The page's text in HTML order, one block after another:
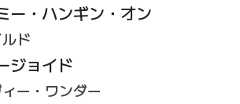
ー・ハンギン・オン
ド
ジョイド
ー・ワンダー